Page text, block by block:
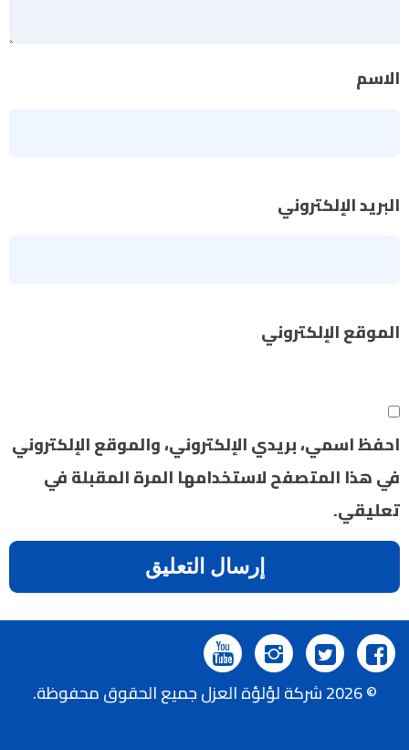
الاسم
البريد الإلكتروني
الموقع الإلكتروني
احفظ اسمي، بريدي الإلكتروني، والموقع الإلكتروني
في هذا المتصفح لاستخدامها المرة المقبلة في
تعليقي.
تابعنا
على
تابعنا
على
تابعنا
على
تابعنا
على
© 2026 شركة لؤلؤة العزل جميع الحقوق محفوظة.